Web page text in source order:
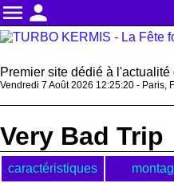
menu person
Premier site dédié à
Vendredi 7 Août 2026 12:25:20 - Paris,
Very Bad Trip
caractéristiques